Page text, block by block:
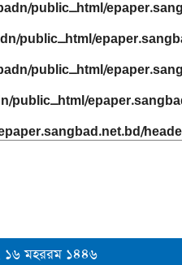
public_html/
public_html/
public_html/
public_html/
১৬ মহররম ১৪৪৬